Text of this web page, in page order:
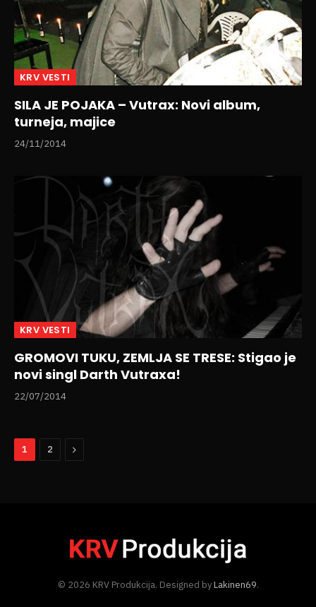
KRV VESTI
SILA JE POJAKA – Vutrax: Novi album,
turneja, majice
24/11/2014
KRV VESTI
GROMOVI TUKU, ZEMLJA SE TRESE: Stigao je
novi singl Darth Vutraxa!
22/07/2014
1 2 Next
© 2026 KRV Produkcija. Designed byLakinen69.